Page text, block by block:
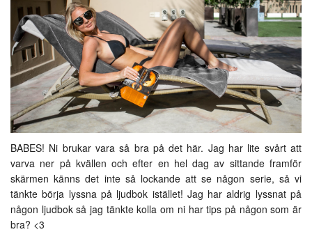
BABES! Ni brukar vara så bra på det här. Jag har lite svårt att
varva ner på kvällen och efter en hel dag av sittande framför
skärmen känns det inte så lockande att se någon serie, så vi
tänkte börja lyssna på ljudbok istället! Jag har aldrig lyssnat på
någon ljudbok så jag tänkte kolla om ni har tips på någon som är
bra? <3